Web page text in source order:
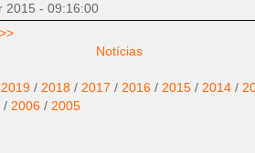
2015 - 09:16:00
>>
Notícias
2019 / 2018 / 2017 / 2016 / 2015 / 2014 /
/ 2006 / 2005